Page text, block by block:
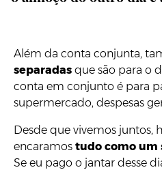
Além da conta conjunta,
separadas que são para o
conta em conjunto é para
supermercado, despesas
Desde que vivemos juntos,
encaramos tudo como um
Se eu pago o jantar desse